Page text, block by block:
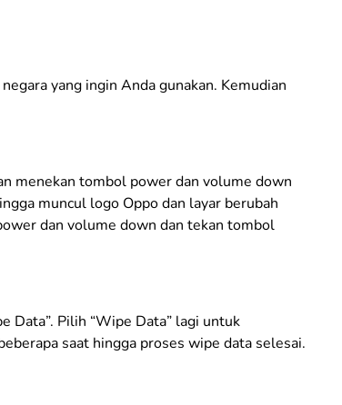
yang ingin Anda gunakan. Kemudian
menekan tombol power dan volume down
muncul logo Oppo dan layar berubah
dan volume down dan tekan tombol
Data”. Pilih “Wipe Data” lagi untuk
saat hingga proses wipe data selesai.